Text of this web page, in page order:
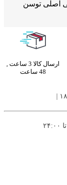
اصلی توسن
ارسال کالا 3 ساعت ,
48 ساعت